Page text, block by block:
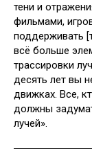
тени и
фильмами,
поддерживать
всё больше
трассировки
десять лет вы
движках. Все,
должны
лучей».